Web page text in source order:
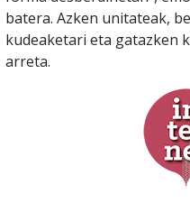
batera. Azken unitateak,
kudeaketari eta gatazken
arreta.